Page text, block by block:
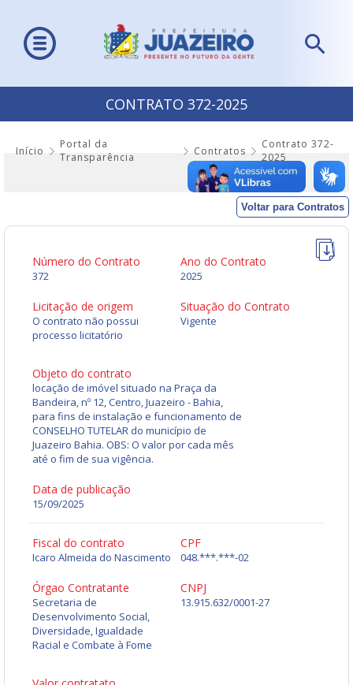
CONTRATO 372-2025
Início
Portal da
Transparência
Contratos
Contrato 372-
2025
Voltar para Contratos
Número do Contrato
372
Ano do Contrato
2025
Licitação de origem
O contrato não possui
processo licitatório
Situação do Contrato
Vigente
Objeto do contrato
locação de imóvel situado na Praça da
Bandeira, nº 12, Centro, Juazeiro - Bahia,
para fins de instalação e funcionamento de
CONSELHO TUTELAR do município de
Juazeiro Bahia. OBS: O valor por cada mês
até o fim de sua vigência.
Data de publicação
15/09/2025
Fiscal do contrato
Icaro Almeida do Nascimento
CPF
048.***.***-02
Órgao Contratante
Secretaria de
Desenvolvimento Social,
Diversidade, Igualdade
Racial e Combate à Fome
CNPJ
13.915.632/0001-27